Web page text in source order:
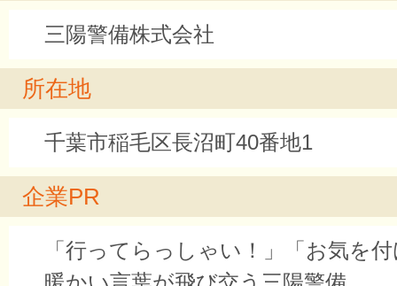
三陽警備株式会社
所在地
千葉市稲毛区長沼町40番地1
企業PR
「行ってらっしゃい！」「お気を